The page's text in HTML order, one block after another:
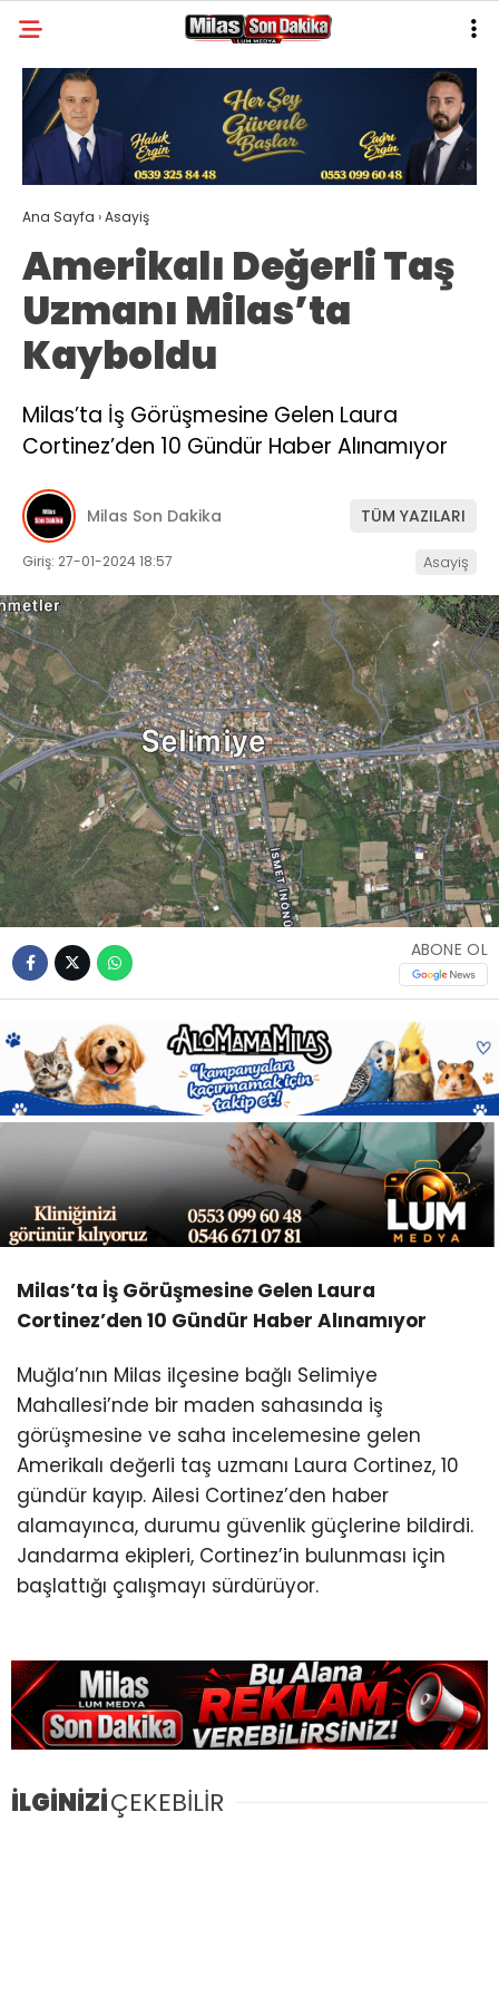
WhatsApp
İhbar Hattı
Facebook
Instagram
Youtube
22.8
GALERİ YAZARLAR
MILAS
MUĞLA’DAN
ASAYIŞ
GÜNDEM
EKONOMI
SPOR
VEFAT
GENEL
İLETIŞIM
Ana Sayfa ›Asayiş
Amerikalı Değerli Taş
Uzmanı Milas’ta
Kayboldu
Milas’ta İş Görüşmesine Gelen Laura
Cortinez’den 10 Gündür Haber Alınamıyor
Milas Son Dakika TÜM YAZILARI
Giriş: 27-01-2024 18:57 Asayiş
ABONE OL
Milas’ta İş Görüşmesine Gelen Laura
Cortinez’den 10 Gündür Haber Alınamıyor
Muğla’nın Milas ilçesine bağlı Selimiye
Mahallesi’nde bir maden sahasında iş
görüşmesine ve saha incelemesine gelen
Amerikalı değerli taş uzmanı Laura Cortinez, 10
gündür kayıp. Ailesi Cortinez’den haber
alamayınca, durumu güvenlik güçlerine bildirdi.
Jandarma ekipleri, Cortinez’in bulunması için
başlattığı çalışmayı sürdürüyor.
İLGİNİZİÇEKEBİLİR